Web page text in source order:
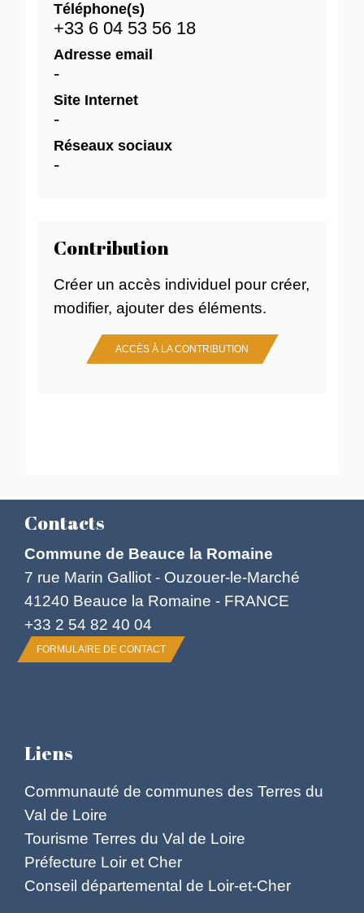
Téléphone(s)
+33 6 04 53 56 18
Adresse email
-
Site Internet
-
Réseaux sociaux
-
Contribution
Créer un accès individuel pour créer,
modifier, ajouter des éléments.
ACCÈS À LA CONTRIBUTION
Contacts
Commune de Beauce la Romaine
7 rue Marin Galliot - Ouzouer-le-Marché
41240 Beauce la Romaine - FRANCE
+33 2 54 82 40 04
FORMULAIRE DE CONTACT
Liens
Communauté de communes des Terres du
Val de Loire
Tourisme Terres du Val de Loire
Préfecture Loir et Cher
Conseil départemental de Loir-et-Cher